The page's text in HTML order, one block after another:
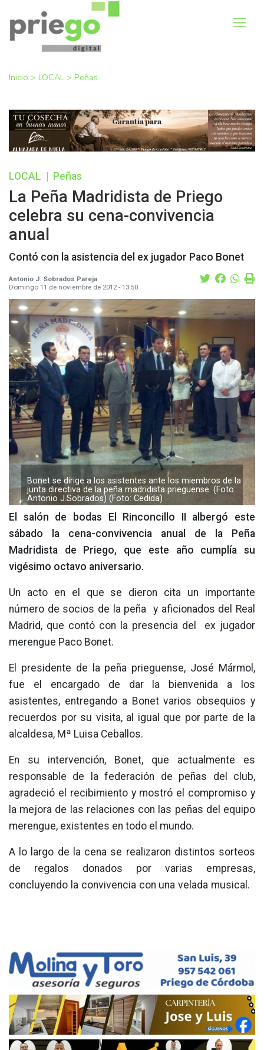
Inicio > LOCAL > Peñas
LOCAL Peñas
La Peña Madridista de Priego
celebra su cena-convivencia
anual
Contó con la asistencia del ex jugador Paco Bonet
Antonio J. Sobrados Pareja
Domingo 11 de noviembre de 2012 - 13:50
Bonet se dirige a los asistentes ante los miembros de la
junta directiva de la peña madridista prieguense. (Foto:
Antonio J.Sobrados) (Foto: Cedida)
El salón de bodas El Rinconcillo II albergó este
sábado la cena-convivencia anual de la Peña
Madridista de Priego, que este año cumplía su
vigésimo octavo aniversario.
Un acto en el que se dieron cita un importante
número de socios de la peña y aficionados del Real
Madrid, que contó con la presencia del ex jugador
merengue Paco Bonet.
El presidente de la peña prieguense, José Mármol,
fue el encargado de dar la bienvenida a los
asistentes, entregando a Bonet varios obsequios y
recuerdos por su visita, al igual que por parte de la
alcaldesa, Mª Luisa Ceballos.
En su intervención, Bonet, que actualmente es
responsable de la federación de peñas del club,
agradeció el recibimiento y mostró el compromiso y
la mejora de las relaciones con las peñas del equipo
merengue, existentes en todo el mundo.
A lo largo de la cena se realizaron distintos sorteos
de regalos donados por varias empresas,
concluyendo la convivencia con una velada musical.